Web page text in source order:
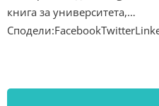
книга за университета,…